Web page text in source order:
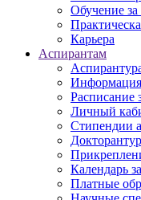
Обучение
Карьера
Аспирантам
Расписание
Личный
Стипендии
Календарь
Платные